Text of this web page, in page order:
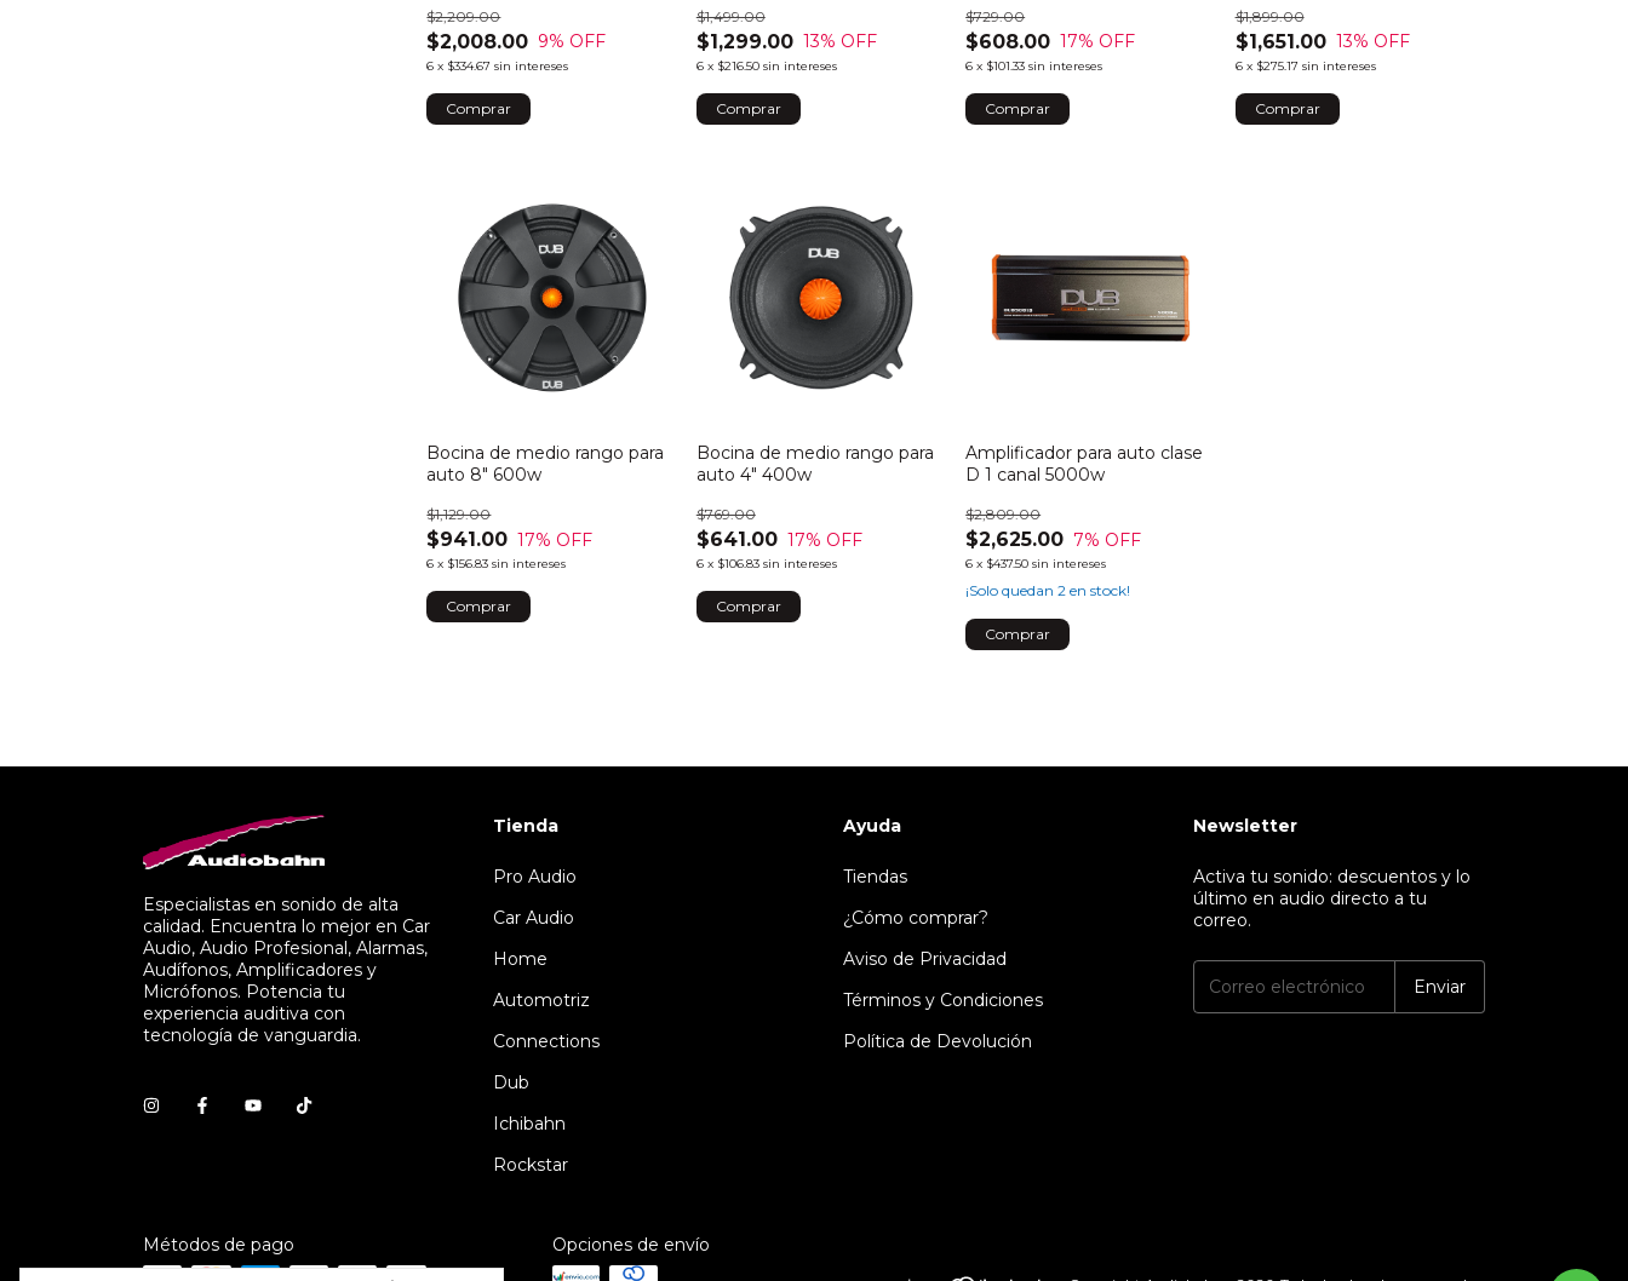
$2,008.00
$2,209.00
9% OFF
6 x $334.67 sin intereses
$1,299.00
$1,499.00
13% OFF
6 x $216.50 sin intereses
$608.00
$729.00
17% OFF
6 x $101.33 sin intereses
$1,651.00
$1,899.00
13% OFF
6 x $275.17 sin intereses
Bocina de medio rango para
auto 8" 600w
$941.00
$1,129.00
17% OFF
6 x $156.83 sin intereses
Bocina de medio rango para
auto 4" 400w
$641.00
$769.00
17% OFF
6 x $106.83 sin intereses
Amplificador para auto clase
D 1 canal 5000w
$2,625.00
$2,809.00
7% OFF
6 x $437.50 sin intereses
¡Solo quedan2 en stock!
Especialistas en sonido de alta
calidad. Encuentra lo mejor en Car
Audio, Audio Profesional, Alarmas,
Audífonos, Amplificadores y
Micrófonos. Potencia tu
experiencia auditiva con
tecnología de vanguardia.
Tienda
Pro Audio
Car Audio
Home
Automotriz
Connections
Dub
Ichibahn
Rockstar
Ayuda
Tiendas
¿Cómo comprar?
Aviso de Privacidad
Términos y Condiciones
Política de Devolución
Newsletter
Activa tu sonido: descuentos y lo
último en audio directo a tu
correo.
Métodos de pago Opciones de envío